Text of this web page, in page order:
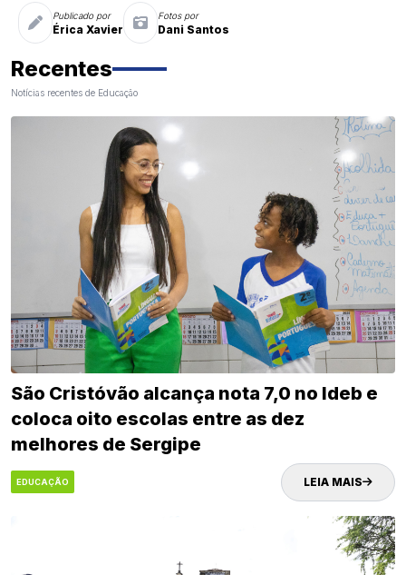
Publicado por
Érica Xavier
Fotos por
Dani Santos
Recentes
Notícias recentes de Educação
São Cristóvão alcança nota 7,0 no Ideb e
coloca oito escolas entre as dez
melhores de Sergipe
EDUCAÇÃO LEIA MAIS